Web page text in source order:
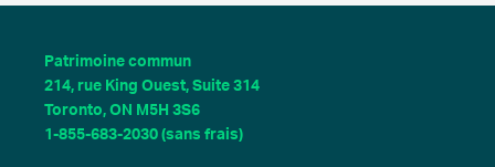
Patrimoine commun
214, rue King Ouest, Suite 314
Toronto, ON M5H 3S6
1-855-683-2030 (sans frais)